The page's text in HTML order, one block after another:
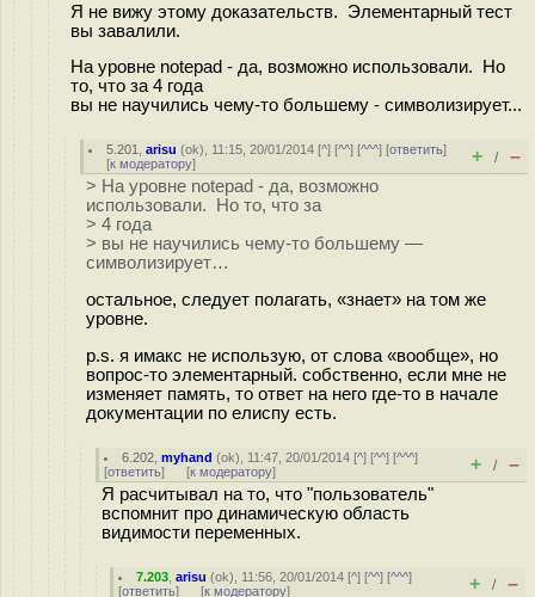
Я не вижу этому доказательств. Элементарный тест
вы завалили.
На уровне notepad - да, возможно использовали. Но
то, что за 4 года
вы не научились чему-то большему - символизирует...
5.201 ,arisu (ok), 11:15, 20/01/2014 [^] [^^] [^^^] [ответить]
[к модератору] + / –
> На уровне notepad - да, возможно
использовали. Но то, что за
> 4 года
> вы не научились чему-то большему —
символизирует…
остальное, следует полагать, «знает» на том же
уровне.
p.s. я имакс не использую, от слова «вообще», но
вопрос-то элементарный. собственно, если мне не
изменяет память, то ответ на него где-то в начале
документации по елиспу есть.
6.202 ,myhand (ok), 11:47, 20/01/2014 [^] [^^] [^^^]
[ответить] [к модератору] + / –
Я расчитывал на то, что "пользователь"
вспомнит про динамическую область
видимости переменных.
7.203 ,arisu (ok), 11:56, 20/01/2014 [^] [^^] [^^^]
[ответить] [к модератору] + / –